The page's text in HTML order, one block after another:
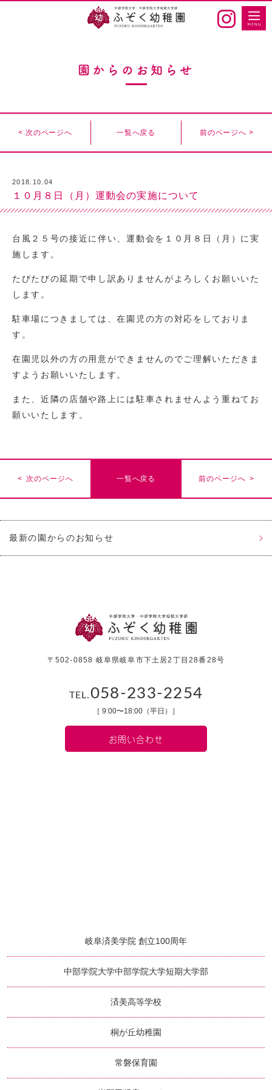
園からのお知らせ
< 次のページへ 一覧へ戻る 前のページへ >
最新の園からのお知らせ
2018.10.04
１０月８日（月）運動会の実施について
台風２５号の接近に伴い、運動会を１０月８日（月）に実
施します。
たびたびの延期で申し訳ありませんがよろしくお願いいた
します。
駐車場につきましては、在園児の方の対応をしておりま
す。
在園児以外の方の用意ができませんのでご理解いただきま
すようお願いいたします。
また、近隣の店舗や路上には駐車されませんよう重ねてお
願いいたします。
< 次のページへ 一覧へ戻る 前のページへ >
〒502-0858 岐阜県岐阜市下土居2丁目28番28号
TEL.058-233-2254
［ 9:00〜18:00（平日）］
お問い合わせ
岐阜済美学院 創立100周年
中部学院大学中部学院大学短期大学部
済美高等学校
桐が丘幼稚園
常磐保育園